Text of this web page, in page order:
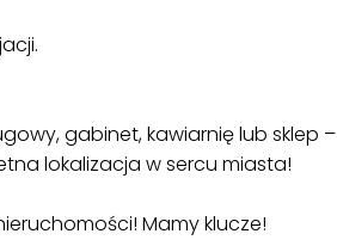
gabinet, kawiarnię lub sklep –
lokalizacja w sercu miasta!
Mamy klucze!